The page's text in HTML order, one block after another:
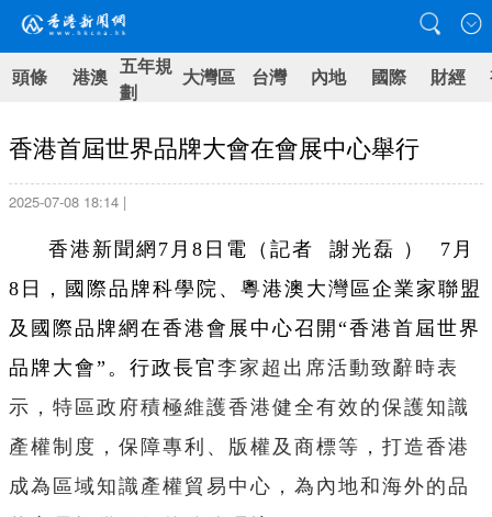
頭條 港澳 五年規
劃
大灣區 台灣 內地 國際 財經
香港首屆世界品牌大會在會展中心舉行
2025-07-08 18:14 |
香港新聞網7月8日電（記者 謝光磊 ） 7月
8日，國際品牌科學院、粵港澳大灣區企業家聯盟
及國際品牌網在香港會展中心召開“香港首屆世界
品牌大會”。行政長官李家超出席活動致辭時表
示，特區政府積極維護香港健全有效的保護知識
產權制度，保障專利、版權及商標等，打造香港
成為區域知識產權貿易中心，為內地和海外的品